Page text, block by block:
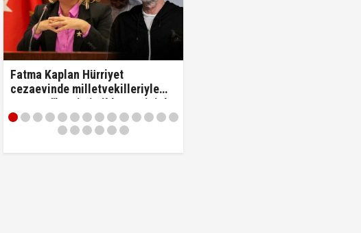
Fatma Kaplan Hürriyet
cezaevinde milletvekilleriyle
tartıştı: "'Beni siz ihbar ettiniz'
diyerek vekilleri kovdu..!"